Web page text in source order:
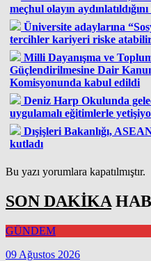
meçhul olayın
Üniversite adaylarına
tercihler kariyeri riske
Milli Dayanışma ve
Güçlendirilmesine Dair
Komisyonunda kabul edildi
Deniz Harp Okulunda
uygulamalı eğitimlerle
Dışişleri Bakanlığı,
kutladı
Bu yazı yorumlara kapatılmıştır.
SON DAKİKA
GÜNDEM
09 Ağustos 2026